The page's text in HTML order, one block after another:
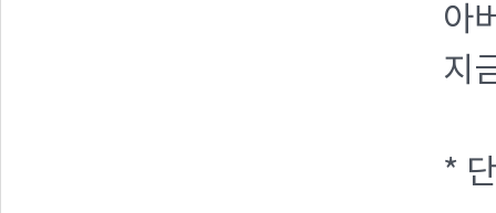
아
지
*